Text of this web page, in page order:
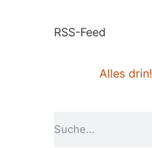
RSS-Feed
Alles drin!